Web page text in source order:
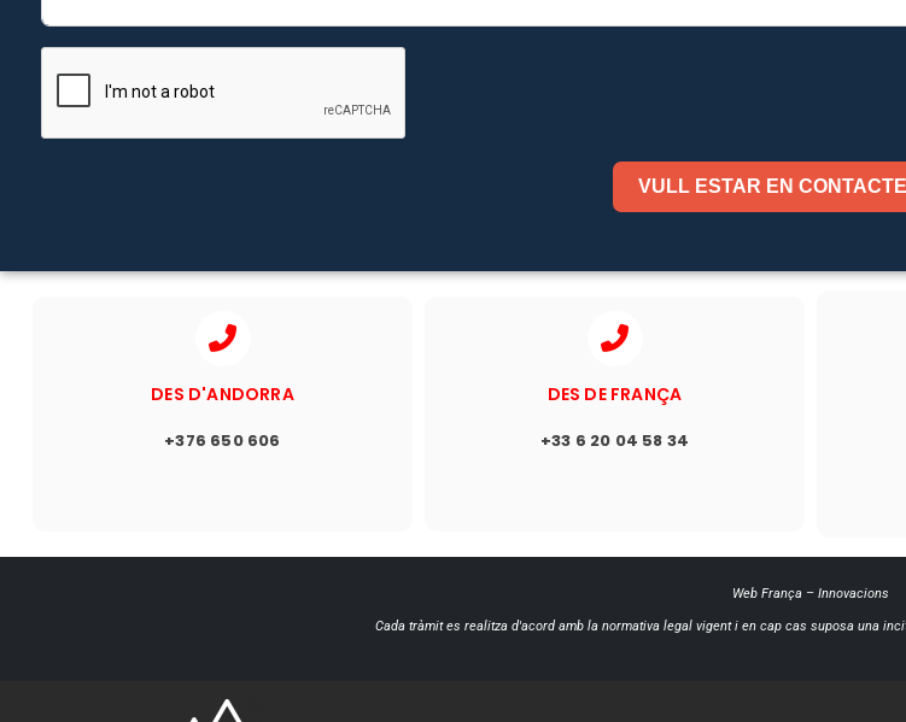
VULL ESTAR EN
DES D'ANDORRA
+376 650 606
DES DE FRANÇA
+33 6 20 04 58 34
Web França – Innovacions
Cada tràmit es realitza d'acord amb la normativa legal vigent i en cap cas suposa una